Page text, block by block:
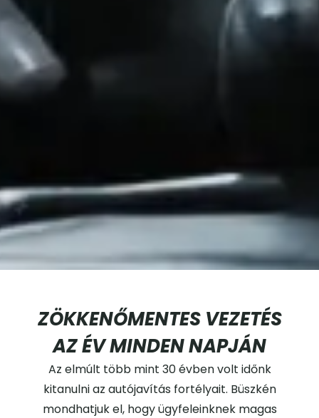
ZÖKKENŐMENTES VEZETÉS
AZ ÉV MINDEN NAPJÁN
Az elmúlt több mint 30 évben volt időnk
kitanulni az autójavítás fortélyait. Büszkén
mondhatjuk el, hogy ügyfeleinknek magas